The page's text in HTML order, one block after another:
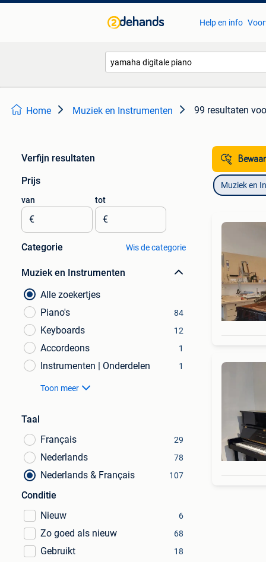
Help en info
Home Muziek en Instrumenten 99 resultaten
Verfijn resultaten
Prijs
van
€
tot
€
Categorie Wis de categorie
Muziek en Instrumenten
Alle zoekertjes
Piano's
84
Keyboards 12
Accordeons 1
Instrumenten | Onderdelen 1
Toon meer
Taal
Français
29
Nederlands 78
Nederlands & Français 107
Conditie
Nieuw
6
Zo goed als nieuw 68
Gebruikt 18
Muziek en